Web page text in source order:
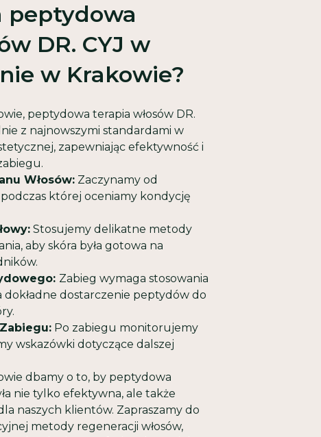
peptydowa
DR. CYJ w
w Krakowie?
peptydowa terapia włosów DR.
z najnowszymi standardami w
zapewniając efektywność i
Włosów: Zaczynamy od
której oceniamy kondycję
Stosujemy delikatne metody
aby skóra była gotowa na
Zabieg wymaga stosowania
dokładne dostarczenie peptydów do
Po zabiegu monitorujemy
wskazówki dotyczące dalszej
dbamy o to, by peptydowa
nie tylko efektywna, ale także
naszych klientów. Zapraszamy do
metody regeneracji włosów,